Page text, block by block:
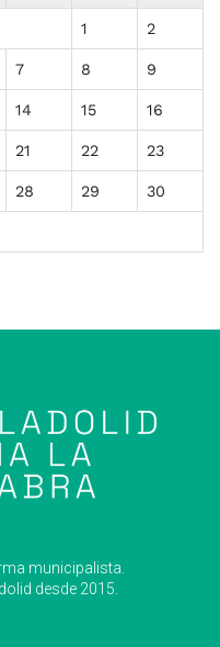
1 2
7 8 9
14 15 16
21 22 23
28 29 30
municipalista.
desde 2015.